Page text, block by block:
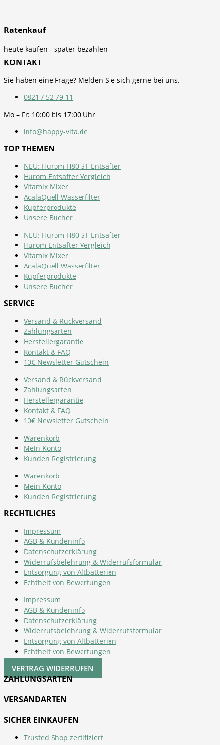
Ratenkauf
heute kaufen - später bezahlen
KONTAKT
Sie haben eine Frage? Melden Sie sich gerne bei uns.
0821 / 52 79 11
Mo – Fr: 10:00 bis 17:00 Uhr
info@happy-vita.de
TOP THEMEN
NEU: Hurom H80 ST Entsafter
Hurom Entsafter Vergleich
Vitamix Mixer
AcalaQuell Wasserfilter
Kupferprodukte
Unsere Bücher
NEU: Hurom H80 ST Entsafter
Hurom Entsafter Vergleich
Vitamix Mixer
AcalaQuell Wasserfilter
Kupferprodukte
Unsere Bücher
SERVICE
Versand & Rückversand
Zahlungsarten
Herstellergarantie
Kontakt & FAQ
10€ Newsletter Gutschein
Versand & Rückversand
Zahlungsarten
Herstellergarantie
Kontakt & FAQ
10€ Newsletter Gutschein
Warenkorb
Mein Konto
Kunden Registrierung
Warenkorb
Mein Konto
Kunden Registrierung
RECHTLICHES
Impressum
AGB & Kundeninfo
Datenschutzerklärung
Widerrufsbelehrung & Widerrufsformular
Entsorgung von Altbatterien
Echtheit von Bewertungen
Impressum
AGB & Kundeninfo
Datenschutzerklärung
Widerrufsbelehrung & Widerrufsformular
Entsorgung von Altbatterien
Echtheit von Bewertungen
VERTRAG WIDERRUFEN
ZAHLUNGSARTEN
VERSANDARTEN
SICHER EINKAUFEN
Trusted Shop zertifiziert